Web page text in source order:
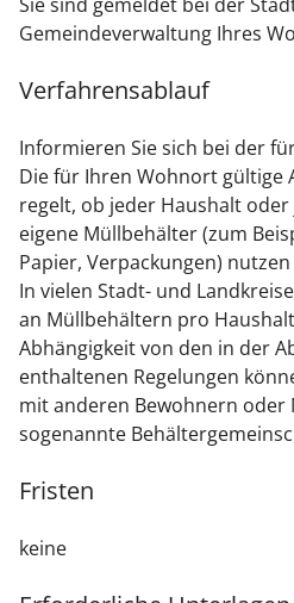
Gemeindeverwaltung Ihres
Verfahrensablauf
Informieren Sie sich bei der
Die für Ihren Wohnort gültige
regelt, ob jeder Haushalt
eigene Müllbehälter(zum
Papier, Verpackungen)
In vielen Stadt- und
an Müllbehältern pro
Abhängigkeit von den in der
enthaltenen Regelungen
mit anderen Bewohnern oder
sogenannte
Fristen
keine